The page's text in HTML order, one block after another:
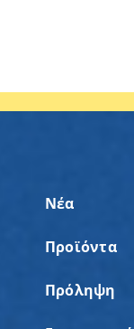
Νέα
Προϊόντα
Πρόληψη